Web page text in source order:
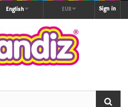
Sign in
EUR
English